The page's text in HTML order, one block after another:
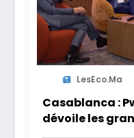
LesEco.ma
Casablanca :
dévoile les
tendances de